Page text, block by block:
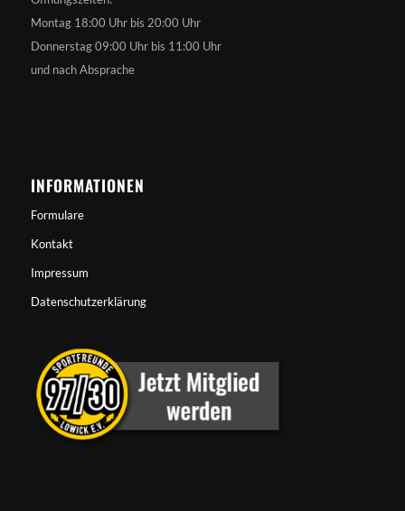
Montag 18:00 Uhr bis 20:00 Uhr
Donnerstag 09:00 Uhr bis 11:00 Uhr
und nach Absprache
INFORMATIONEN
Formulare
Kontakt
Impressum
Datenschutzerklärung